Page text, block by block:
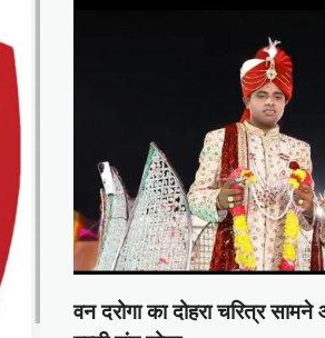
वन दरोगा का दोहरा चरित्र सामने